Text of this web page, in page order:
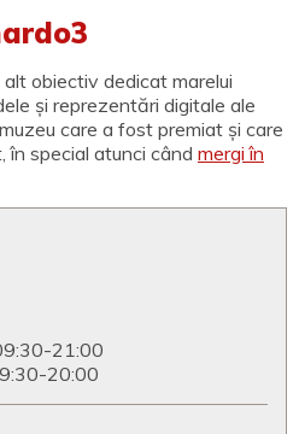
obiectiv dedicat marelui
și reprezentări digitale ale
care a fost premiat și care
special atunci când mergi în
21:00
20:00